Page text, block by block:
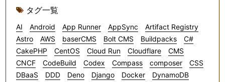
タグ一覧
AI Android App Runner AppSync
Artifact Registry
Astro
AWS baserCMS Bolt CMS Buildpacks
C#
CakePHP
CentOS Cloud Run Cloudflare
CMS
CNCF
CodeBuild Codex Compass composer
CSS
DBaaS
DDD Deno Django Docker
DynamoDB